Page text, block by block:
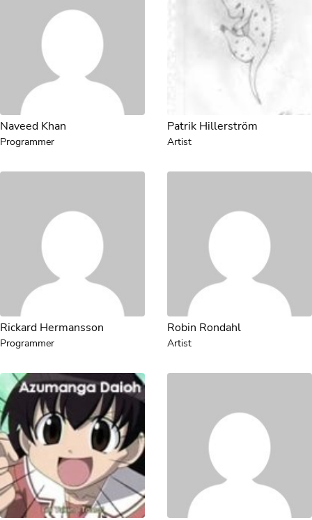
Naveed Khan
Programmer
Patrik Hillerström
Artist
Rickard Hermansson
Programmer
Robin Rondahl
Artist